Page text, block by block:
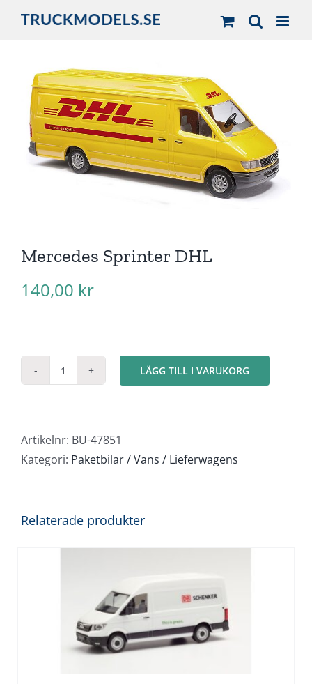
Mercedes Sprinter DHL
140,00 kr
Mercedes
mängd
LÄGG TILL I VARUKORG
Artikelnr: BU-47851
Kategori: Paketbilar / Vans / Lieferwagens
Relaterade produkter